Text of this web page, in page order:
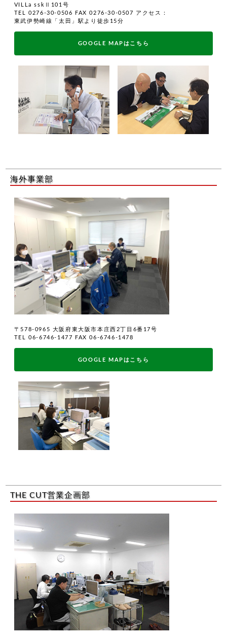
VILLa sskⅡ101号
TEL 0276-30-0506 FAX 0276-30-0507 アクセス：
東武伊勢崎線「太田」駅より徒歩15分
GOOGLE MAPはこちら
海外事業部
〒578-0965 大阪府東大阪市本庄西2丁目6番17号
TEL 06-6746-1477 FAX 06-6746-1478
GOOGLE MAPはこちら
THE CUT営業企画部